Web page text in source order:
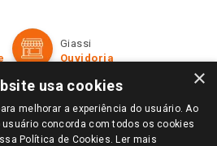
Giassi
Ouvidoria
×
usa cookies
melhorar a experiência do usuário. Ao
concorda com todos os cookies
Política de Cookies. Ler mais